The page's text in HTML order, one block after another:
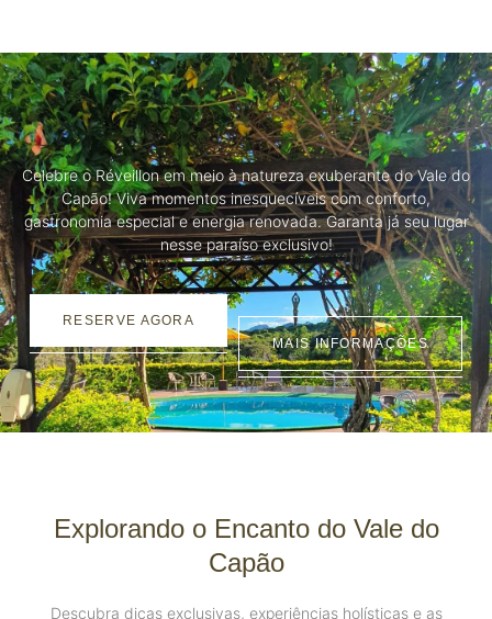
Celebre o Réveillon em meio à natureza exuberante do Vale do
Capão! Viva momentos inesquecíveis com conforto,
gastronomia especial e energia renovada. Garanta já seu lugar
nesse paraíso exclusivo!
RESERVE AGORA
MAIS INFORMAÇÕES
Explorando o Encanto do Vale do
Capão
Descubra dicas exclusivas, experiências holísticas e as